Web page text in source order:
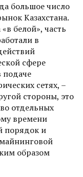
большое число
Казахстана.
белой», часть
в
сфере
подаче
сетях, –
стороны, это
отдельных
времени
порядок и
образом